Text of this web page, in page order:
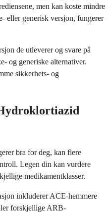
men kan koste mindre
eller generisk versjon, fungerer
de utleverer og svare på
og generiske alternativer.
sikkerhets- og
bra for deg, kan flere
Legen din kan vurdere
medikamentklasser.
inkluderer ACE-hemmere
forskjellige ARB-